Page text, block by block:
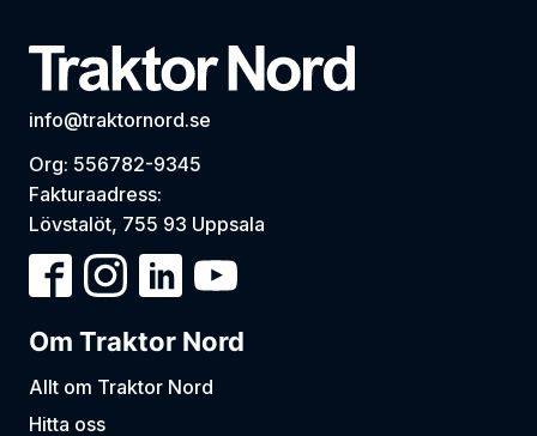
info@traktornord.se
Org: 556782-9345
Fakturaadress:
Lövstalöt, 755 93 Uppsala
Om Traktor Nord
Allt om Traktor Nord
Hitta oss